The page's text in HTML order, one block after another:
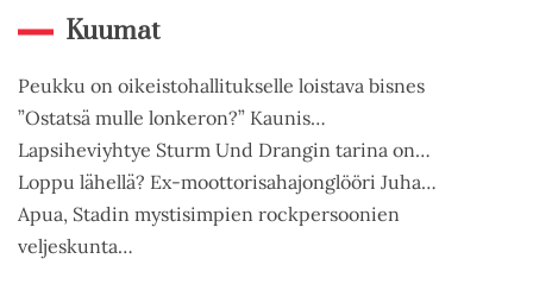
Kuumat
Peukku on oikeistohallitukselle loistava bisnes
”Ostatsä mulle lonkeron?” Kaunis…
Lapsiheviyhtye Sturm Und Drangin tarina on…
Loppu lähellä? Ex-moottorisahajonglööri Juha…
Apua, Stadin mystisimpien rockpersoonien
veljeskunta…